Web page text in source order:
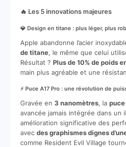
🔥 Les 5 innovations majeures
💎 Design en titane : plus léger, plus
Apple abandonne l’acier
de titane, le même que celui
Résultat ? Plus de 10% de poids
main plus agréable et une
⚡ Puce A17 Pro : une révolution de
Gravée en 3 nanomètres, la puce
avancée jamais intégrée dans un
amélioration significative des
avec des graphismes dignes
comme Resident Evil Village